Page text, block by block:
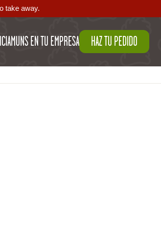
take away.
MUNS EN TU EMPRESA HAZ TU PEDIDO